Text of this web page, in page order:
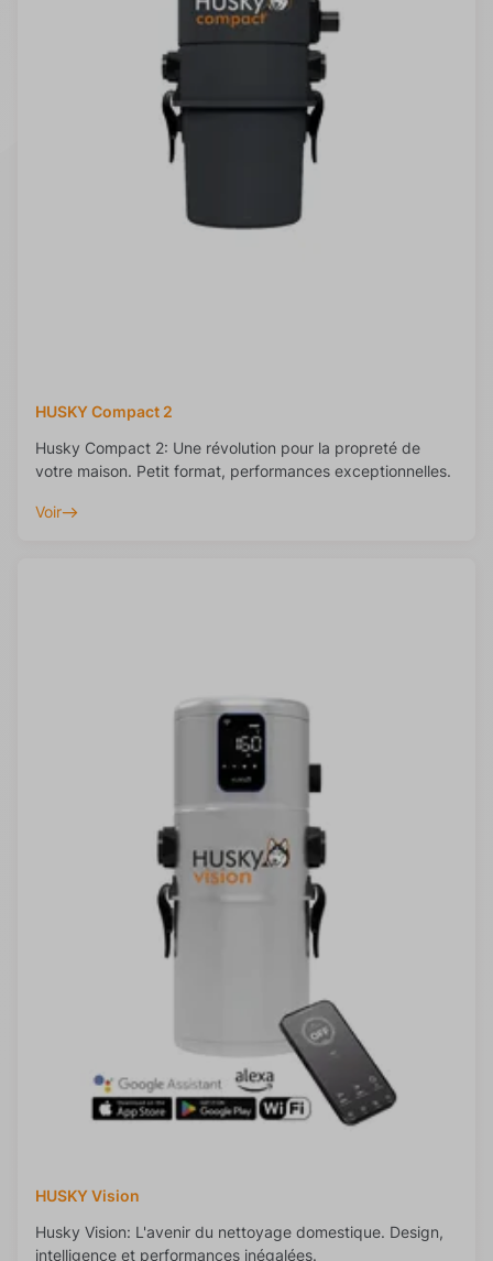
HUSKY Compact 2
Husky Compact 2: Une révolution pour la propreté de
votre maison. Petit format, performances exceptionnelles.
Voir
HUSKY Vision
Husky Vision: L'avenir du nettoyage domestique. Design,
intelligence et performances inégalées.